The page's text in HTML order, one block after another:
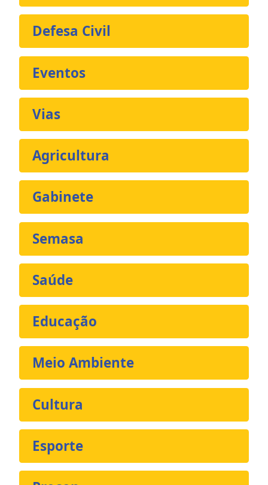
Defesa Civil
Eventos
Vias
Agricultura
Gabinete
Semasa
Saúde
Educação
Meio Ambiente
Cultura
Esporte